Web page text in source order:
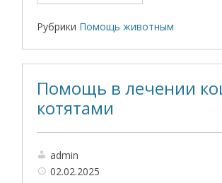
Рубрики Помощь животным
Помощь в лечении
котятами
admin
02.02.2025